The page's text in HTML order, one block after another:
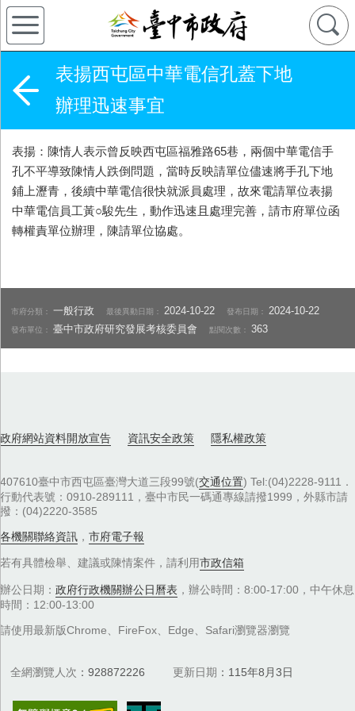
表揚西屯區中華電信孔蓋下地
辦理迅速事宜
表揚：陳情人表示曾反映西屯區福雅路65巷，兩個中華電信手
孔不平導致陳情人跌倒問題，當時反映請單位儘速將手孔下地
鋪上瀝青，後續中華電信很快就派員處理，故來電請單位表揚
中華電信員工黃○駿先生，動作迅速且處理完善，請市府單位函
轉權責單位辦理，陳請單位協處。
市府分類：一般行政 最後異動日期： 2024-10-22 發布日期： 2024-10-22
發布單位：臺中市政府研究發展考核委員會 點閱次數：363
政府網站資料開放宣告 資訊安全政策 隱私權政策
407610臺中市西屯區臺灣大道三段99號(交通位置) Tel:(04)2228-9111．
行動代表號：0910-289111，臺中市民一碼通專線請撥1999，外縣市請
撥：(04)2220-3585
各機關聯絡資訊 ， 市府電子報
若有具體檢舉、建議或陳情案件，請利用市政信箱
辦公日期： 政府行政機關辦公日曆表 ，辦公時間：8:00-17:00，中午休息
時間：12:00-13:00
請使用最新版Chrome、FireFox、Edge、Safari瀏覽器瀏覽
全網瀏覽人次 928872226 更新日期 115年8月3日